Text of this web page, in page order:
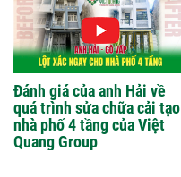
Đánh giá của anh Hải về
quá trình sửa chữa cải tạo
nhà phố 4 tầng của Việt
Quang Group